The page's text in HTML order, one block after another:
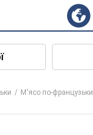
М'ясо по-французьки